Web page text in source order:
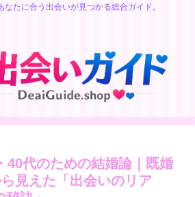
たに合う出会いが見つかる総合ガイド。
40代のための結婚論｜既婚
見えた「出会いのリア